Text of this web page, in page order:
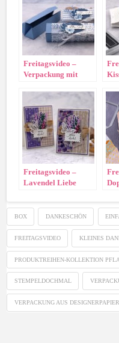
Freitagsvideo –
Verpackung mit
Verschluss
Freitagsvideo –
Lavendel Liebe
BOX DANKESCHÖN
FREITAGSVIDEO KLEINES
PRODUKTREIHEN-KOLLEKTION
STEMPELDOCHMAL
VERPACKUNG AUS DESIGNERPAPIER